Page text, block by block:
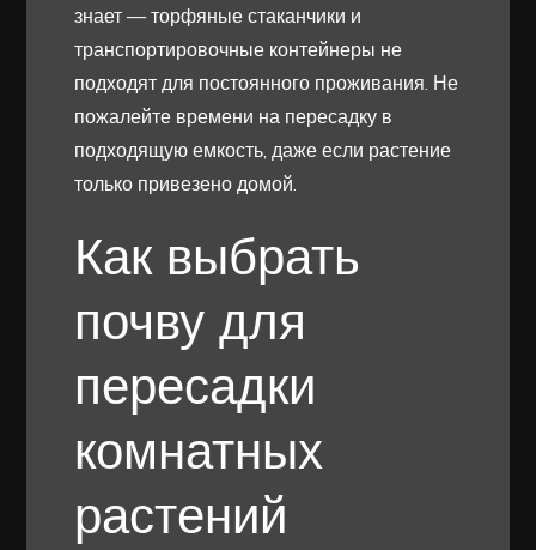
знает — торфяные стаканчики и
транспортировочные контейнеры не
подходят для постоянного проживания. Не
пожалейте времени на пересадку в
подходящую емкость, даже если растение
только привезено домой.
Как выбрать
почву для
пересадки
комнатных
растений